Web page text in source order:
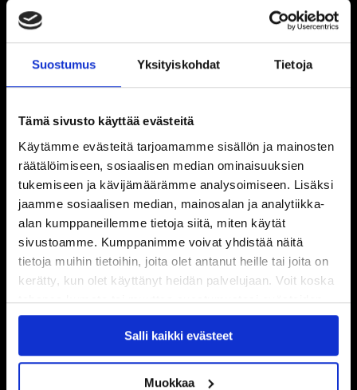
Suostumus Yksityiskohdat Tietoja
Tämä sivusto käyttää evästeitä
Käytämme evästeitä tarjoamamme sisällön ja mainosten
räätälöimiseen, sosiaalisen median ominaisuuksien
tukemiseen ja kävijämäärämme analysoimiseen. Lisäksi
jaamme sosiaalisen median, mainosalan ja analytiikka-
alan kumppaneillemme tietoja siitä, miten käytät
sivustoamme. Kumppanimme voivat yhdistää näitä
tietoja muihin tietoihin, joita olet antanut heille tai joita on
kerätty, kun olet käyttänyt heidän palvelujaan. Voit koska
tahansa kumota tai muuttaa suostumustasi evästeiden
käytöstäEvästeet-sivultamme.
Salli kaikki evästeet
Muokkaa